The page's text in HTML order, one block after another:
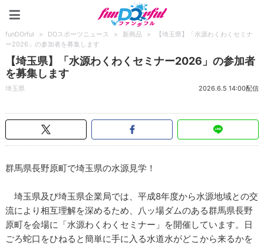
funDOrful > DOスポーツニュース > 新商品 >
【埼玉県】「水源わくわくセミナ
ー2026」の参加者を募集します
【埼玉県】「水源わくわくセミナー2026」の参加者
を募集します
埼玉県 2026.6.5 14:00配信
群馬県長野原町で埼玉県の水源見学！
埼玉県及び埼玉県企業局では、平成8年度から水源地域との交
流により相互理解を深めるため、八ッ場ダムのある群馬県長野
原町を会場に「水源わくわくセミナー」を開催しています。日
ごろ蛇口をひねると簡単に手に入る水道水がどこから来るかを